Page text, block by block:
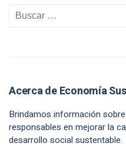
Acerca de Economía
Brindamos información
responsables en mejorar la
desarrollo social sustentable.